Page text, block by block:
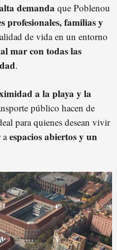
demanda que Poblenou
profesionales, familias y
de vida en un entorno
mar con todas las
.
a la playa y la
público hacen de
para quienes desean vivir
aespacios abiertos y un